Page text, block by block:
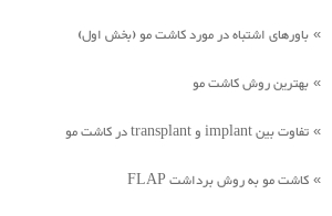
» باورهای اشتباه در مورد کاشت مو (بخش اول)
» بهترین روش کاشت مو
» تفاوت بین implant و transplant در کاشت مو
» کاشت مو به روش برداشت FLAP